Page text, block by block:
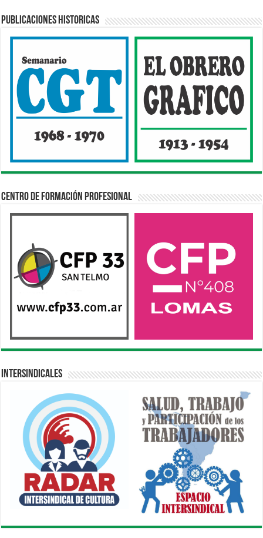
Publicaciones Historicas
Centro de Formación Profesional
Intersindicales